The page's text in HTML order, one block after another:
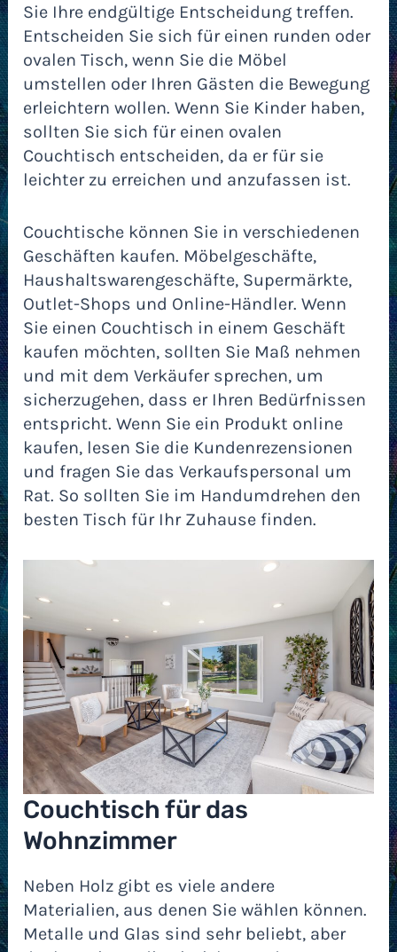
Sie Ihre endgültige Entscheidung treffen.
Entscheiden Sie sich für einen runden oder
ovalen Tisch, wenn Sie die Möbel
umstellen oder Ihren Gästen die Bewegung
erleichtern wollen. Wenn Sie Kinder haben,
sollten Sie sich für einen ovalen
Couchtisch entscheiden, da er für sie
leichter zu erreichen und anzufassen ist.
Couchtische können Sie in verschiedenen
Geschäften kaufen. Möbelgeschäfte,
Haushaltswarengeschäfte, Supermärkte,
Outlet-Shops und Online-Händler. Wenn
Sie einen Couchtisch in einem Geschäft
kaufen möchten, sollten Sie Maß nehmen
und mit dem Verkäufer sprechen, um
sicherzugehen, dass er Ihren Bedürfnissen
entspricht. Wenn Sie ein Produkt online
kaufen, lesen Sie die Kundenrezensionen
und fragen Sie das Verkaufspersonal um
Rat. So sollten Sie im Handumdrehen den
besten Tisch für Ihr Zuhause finden.
Couchtisch für das
Wohnzimmer
Neben Holz gibt es viele andere
Materialien, aus denen Sie wählen können.
Metalle und Glas sind sehr beliebt, aber